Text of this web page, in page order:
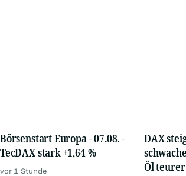
Börsenstart Europa - 07.08. -
TecDAX stark +1,64 %
vor 1 Stunde
DAX
Öl teurer